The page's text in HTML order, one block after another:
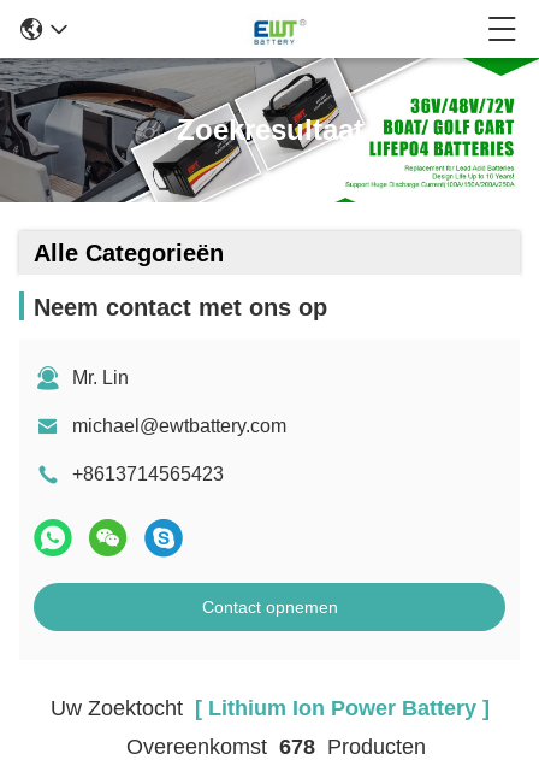
Zoekresultaat
Alle Categorieën
Neem contact met ons op
Mr. Lin
michael@ewtbattery.com
+8613714565423
Contact opnemen
Uw Zoektocht[ Lithium Ion Power Battery ]
Overeenkomst 678Producten